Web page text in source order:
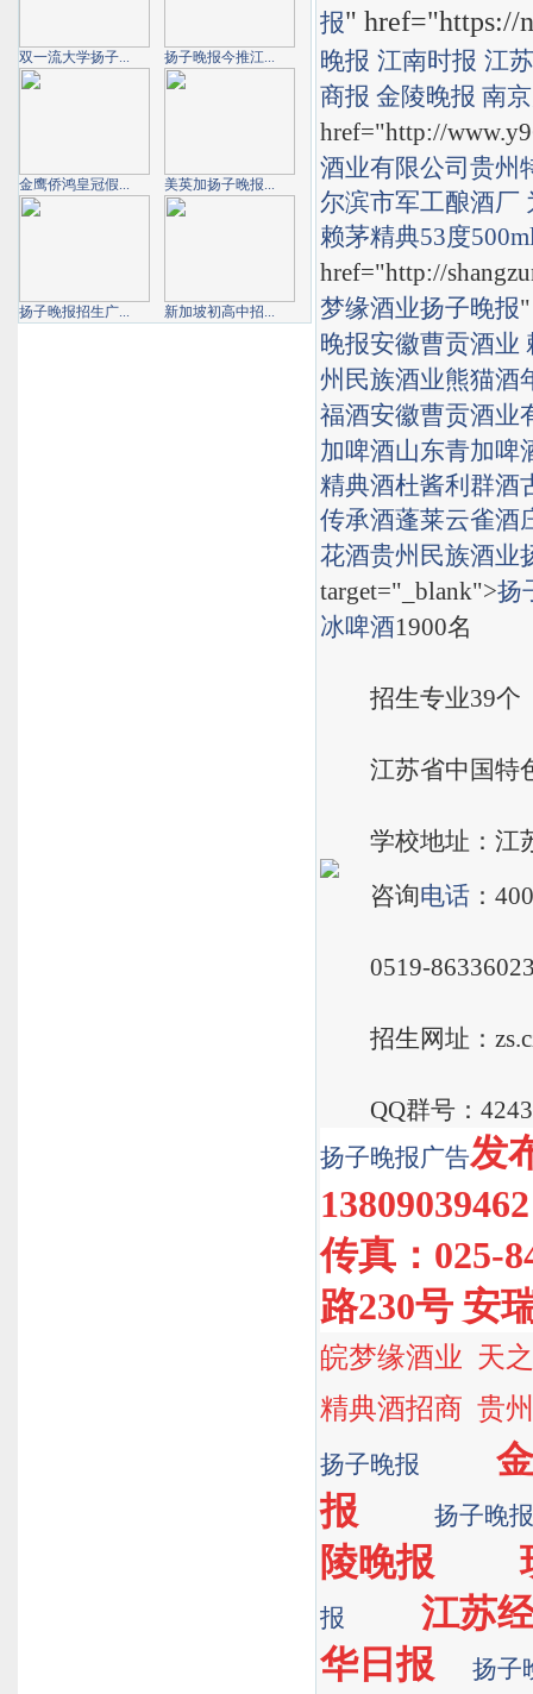
报" href="https://
晚报 江南时报 江
商报 金陵晚报 南
href="http://
酒业有限公司 贵州
尔滨市军工酿酒厂
赖茅精典53度
href="http://
梦缘酒业扬子晚报
晚报安徽曹贡酒业
州民族酒业熊猫酒
福酒安徽曹贡酒业
加啤酒山东青加啤
精典酒杜酱利群酒
传承酒蓬莱云雀酒
花酒贵州民族酒业
target="_blank">扬
冰啤酒1900名
招生专业39个
江苏省中国特色
学校地址：江苏
咨询电话 ：
0519-86336023
招生网址：
QQ群号：
扬子晚报广告发
传真：025-
路230号 安
皖梦缘酒业 天
精典酒招商 贵
扬子晚报
报
扬子晚报
陵晚报
报
江苏
华日报
扬子
双一流大学扬子... 扬子晚报今推江...
金鹰侨鸿皇冠假... 美英加扬子晚报...
扬子晚报招生广... 新加坡初高中招...